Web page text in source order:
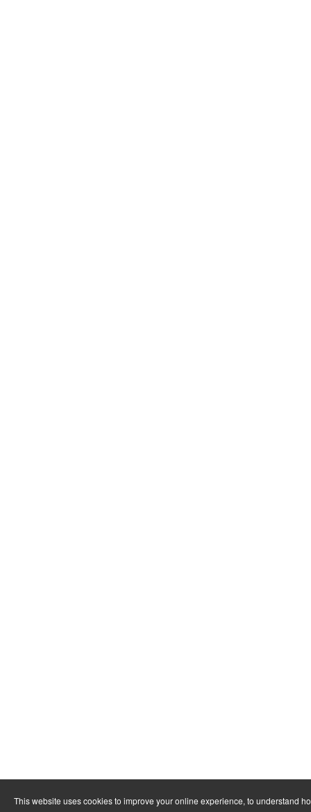
This website uses cookies to improve your online experience, to understand